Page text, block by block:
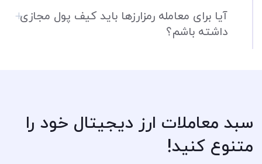
آیا برای معامله رمزارزها باید کیف پول مجازی
داشته باشم؟
سبد معاملات ارز دیجیتال خود را
متنوع کنید!